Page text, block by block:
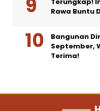
Rawa Buntu
Bangunan
September,
Terima!